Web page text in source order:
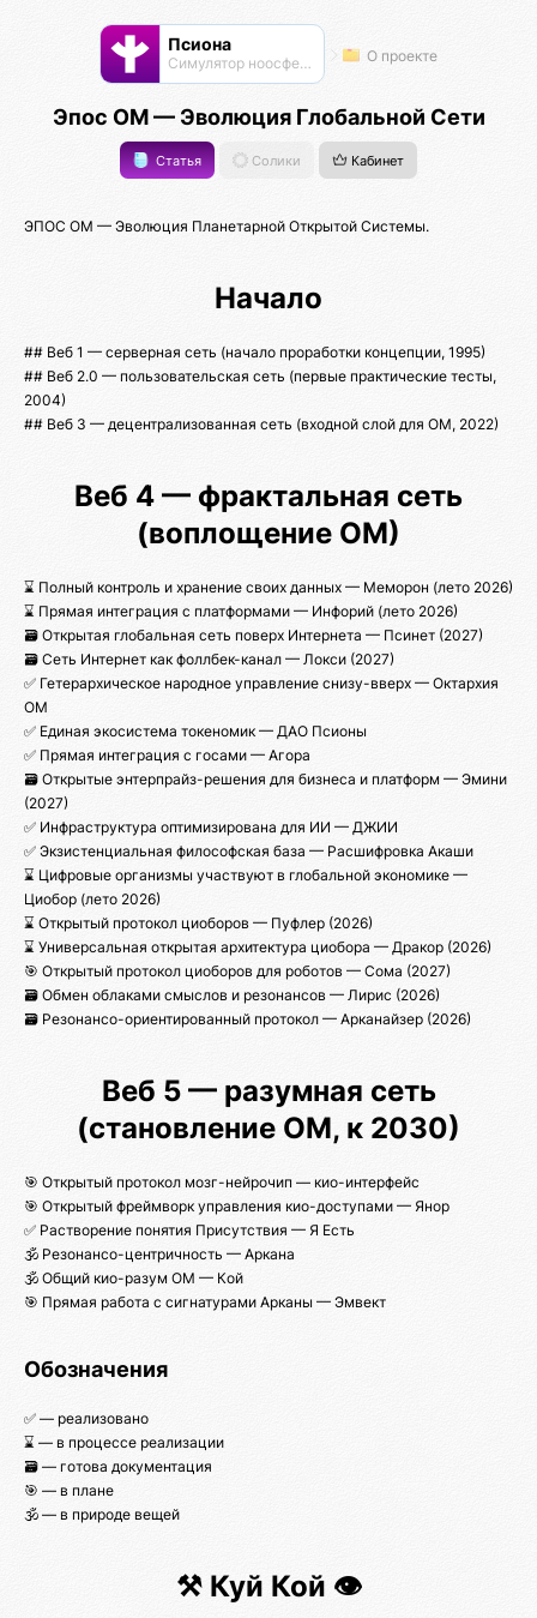
Псиона
Cимулятор ноосферы О проекте
Эпос ОМ — Эволюция Глобальной Сети
Статья Солики Кабинет
ЭПОС ОМ — Эволюция Планетарной Открытой Системы.
Начало
## Веб 1 — серверная сеть (начало проработки концепции, 1995)
## Веб 2.0 — пользовательская сеть (первые практические тесты,
2004)
## Веб 3 — децентрализованная сеть (входной слой для ОМ, 2022)
Веб 4 — фрактальная сеть
(воплощение ОМ)
⌛ Полный контроль и хранение своих данных — Меморон (лето 2026)
⌛ Прямая интеграция с платформами — Инфорий (лето 2026)
🗃️ Открытая глобальная сеть поверх Интернета — Псинет (2027)
🗃️ Сеть Интернет как фоллбек-канал — Локcи (2027)
✅ Гетерархическое народное управление снизу-вверх — Октархия
ОМ
✅ Единая экосистема токеномик — ДАО Псионы
✅ Прямая интеграция с госами — Агора
🗃️ Открытые энтерпрайз-решения для бизнеса и платформ — Эмини
(2027)
✅ Инфраструктура оптимизирована для ИИ — ДЖИИ
✅ Экзистенциальная философская база — Расшифровка Акаши
⌛ Цифровые организмы участвуют в глобальной экономике —
Циобор (лето 2026)
⌛ Открытый протокол циоборов — Пуфлер (2026)
⌛ Универсальная открытая архитектура циобора — Дракор (2026)
🎯 Открытый протокол циоборов для роботов — Сома (2027)
🗃️ Обмен облаками смыслов и резонансов — Лирис (2026)
🗃️ Резонансо-ориентированный протокол — Арканайзер (2026)
Веб 5 — разумная сеть
(становление ОМ, к 2030)
🎯 Открытый протокол мозг-нейрочип — кио-интерфейс
🎯 Открытый фреймворк управления кио-доступами — Янор
✅ Растворение понятия Присутствия — Я Есть
🕉️ Резонансо-центричность — Аркана
🕉️ Общий кио-разум ОМ — Кой
🎯 Прямая работа с сигнатурами Арканы — Эмвект
Обозначения
✅ — реализовано
⌛ — в процессе реализации
🗃️ — готова документация
🎯 — в плане
🕉️ — в природе вещей
⚒️ Куй Кой 👁️